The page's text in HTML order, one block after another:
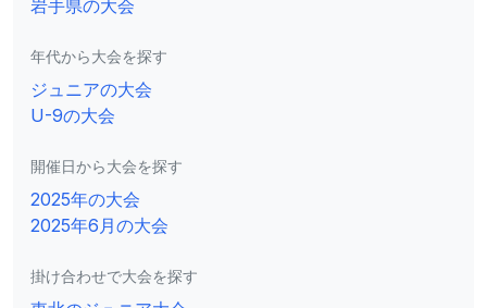
岩手県の大会
年代から大会を探す
ジュニアの大会
U-9の大会
開催日から大会を探す
2025年の大会
2025年6月の大会
掛け合わせで大会を探す